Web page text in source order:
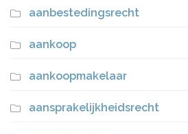
aanbestedingsrecht
aankoop
aankoopmakelaar
aansprakelijkheidsrecht